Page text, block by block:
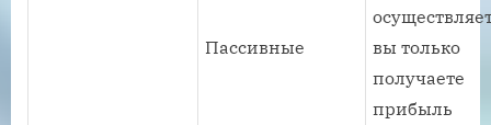
Пассивные
вы только
получаете
прибыль